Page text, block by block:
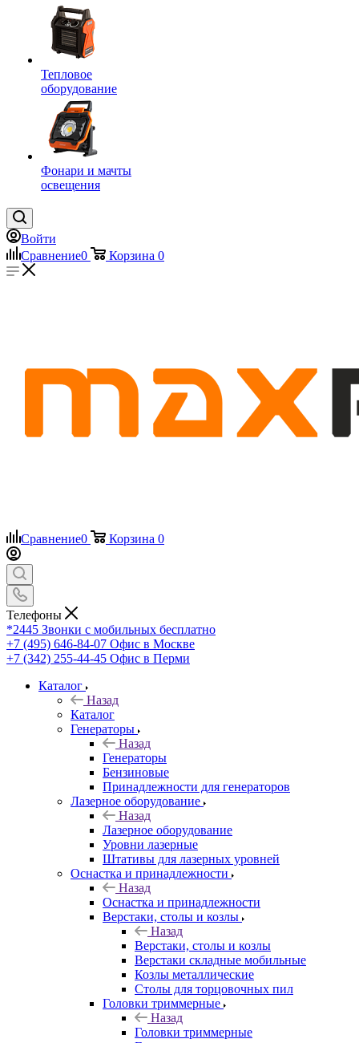
Тепловое
оборудование
Фонари и мачты
освещения
Войти
Сравнение0 Корзина 0
Сравнение0 Корзина 0
Телефоны
*2445 Звонки с мобильных бесплатно
+7 (495) 646-84-07 Офис в Москве
+7 (342) 255-44-45 Офис в Перми
Каталог
Назад
Каталог
Генераторы
Назад
Генераторы
Бензиновые
Принадлежности для генераторов
Лазерное оборудование
Назад
Лазерное оборудование
Уровни лазерные
Штативы для лазерных уровней
Оснастка и принадлежности
Назад
Оснастка и принадлежности
Верстаки, столы и козлы
Назад
Верстаки, столы и козлы
Верстаки складные мобильные
Козлы металлические
Столы для торцовочных пил
Головки триммерные
Назад
Головки триммерные